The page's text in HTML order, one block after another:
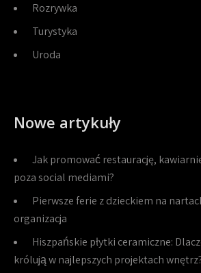
Rozrywka
Turystyka
Uroda
Nowe artykuły
Jak promować restaurację,
poza social mediami?
Pierwsze ferie z dzieckiem na
organizacja
Hiszpańskie płytki ceramiczne:
królują w najlepszych projektach